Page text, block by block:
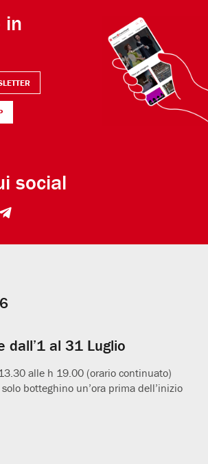
in
social
dall’1 al 31 Luglio
alle h 19.00 (orario continuato)
botteghino un’ora prima dell’inizio